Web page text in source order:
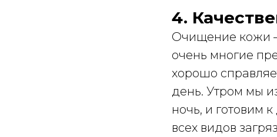
4.
Очищение кожи
очень многие
хорошо
день. Утром мы
ночь, и готовим
всех видов